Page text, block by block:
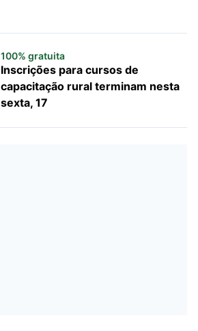
100% gratuita
Inscrições para cursos de
capacitação rural terminam nesta
sexta, 17